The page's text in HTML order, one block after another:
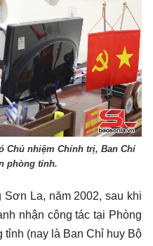
Chủ nhiệm Chính trị, Ban Chỉ
phòng tỉnh.
La, năm 2002, sau khi
nhận công tác tại Phòng
tỉnh (nay là Ban Chỉ huy Bộ